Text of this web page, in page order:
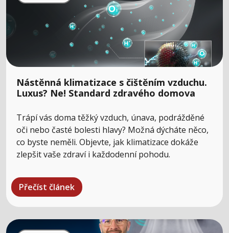
Nástěnná klimatizace s čištěním vzduchu.
Luxus? Ne! Standard zdravého domova
Trápí vás doma těžký vzduch, únava, podrážděné
oči nebo časté bolesti hlavy? Možná dýcháte něco,
co byste neměli. Objevte, jak klimatizace dokáže
zlepšit vaše zdraví i každodenní pohodu.
Přečíst článek